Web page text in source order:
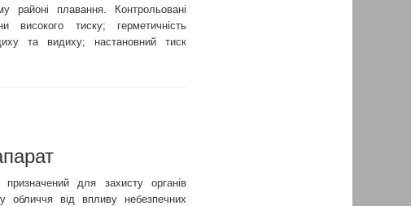
районі плавання. Контрольовані
високого тиску; герметичність
та видиху; настановний тиск
призначений для захисту органів
обличчя від впливу небезпечних